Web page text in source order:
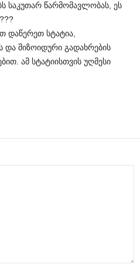
საკუთარ წარმომავლობას, ეს
დაწერეთ სტატია,
და შიზოიდური გადახრების
ამ სტატიისთვის უღმესი